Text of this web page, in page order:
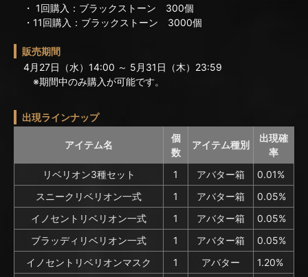
・ 1回購入：ブラックストーン 300個
・11回購入：ブラックストーン 3000個
販売期間
4月27日（水）14:00 ～ 5月31日（木）23:59
※期間中のみ購入が可能です。
出現ラインナップ
アイテム名
個
数
アイテム種別
出現確
率
リベリオン3種セット
1 アバター箱
0.01%
スニークリベリオン一式
1 アバター箱
0.05%
イノセントリベリオン一式
1 アバター箱
0.05%
ブラッディリベリオン一式
1 アバター箱
0.05%
イノセントリベリオンマスク
1 アバター
1.20%